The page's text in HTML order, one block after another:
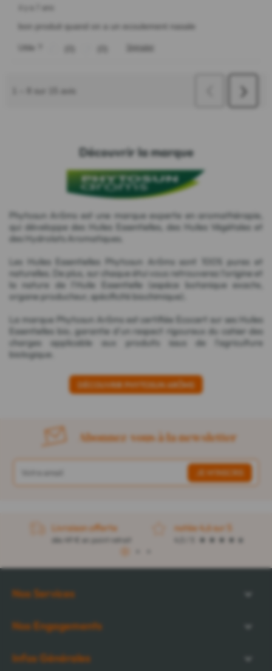
Découvrir la marque
Phytosun Arôms est une marque experte en aromathérapie,
qui développe des Huiles Essentielles, des Huiles Végétales et
des Hydrolats Aromatiques.
Les Huiles Essentielles Phytosun Arôms sont 100% pures et
naturelles. De plus, sur chaque étui vous retrouverez l'origine et
la nature de l'Huile Essentielle (espèce botanique exacte,
organe producteur, spécificité biochimique).
La marque Phytosun Arôms est certifiée Ecocert sur ses Huiles
Essentielles bio, garantie d'un respect rigoureux du cahier des
charges applicable aux produits issus de l'agriculture
biologique.
DÉCOUVRIR PHYTOSUN ARÔMS
Abonnez-vous à la newsletter
Livraison offerte
dès 49 € en point retrait
notée 4,6 sur 5
1
Nos Services
Nos Engagements
Infos Générales